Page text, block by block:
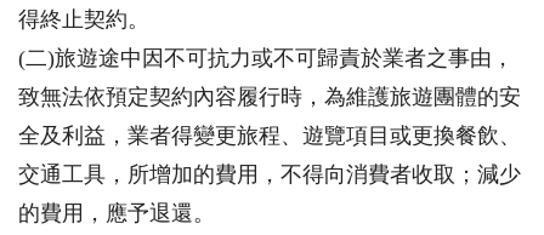
得終止契約。
(二)旅遊途中因不可抗力或不可歸責於業者之事由，
致無法依預定契約內容履行時，為維護旅遊團體的安
全及利益，業者得變更旅程、遊覽項目或更換餐飲、
交通工具，所增加的費用，不得向消費者收取；減少
的費用，應予退還。